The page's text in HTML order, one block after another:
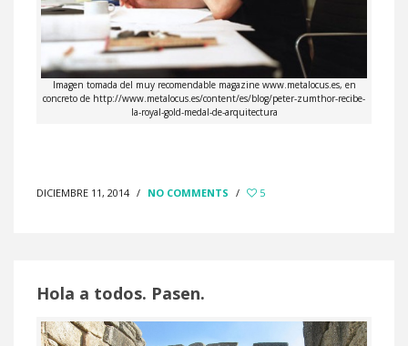
Imagen tomada del muy recomendable magazine www.metalocus.es, en
concreto de http://www.metalocus.es/content/es/blog/peter-zumthor-recibe-
la-royal-gold-medal-de-arquitectura
DICIEMBRE 11, 2014 / NO COMMENTS / 5
Hola a todos. Pasen.